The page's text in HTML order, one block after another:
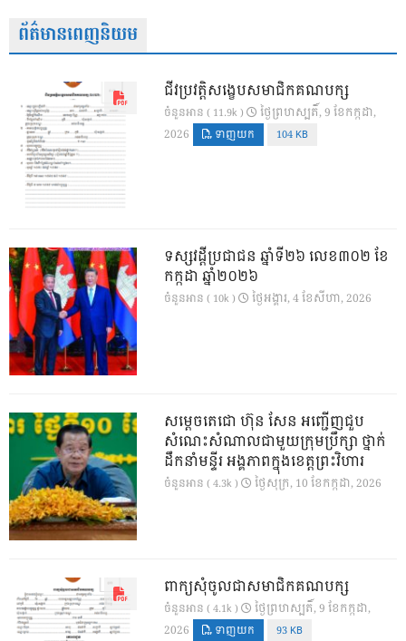
ព័ត៌មានពេញនិយម
ជីវប្រវត្តិសង្ខេបសមាជិកគណបក្ស
ចំនួនអាន ( 11.9k )
ថ្ងៃ​ព្រហស្បតិ៍, 9 ខែ​កក្កដា,
2026
ទាញយក 104 KB
ទស្សវដ្តីប្រជាជន ឆ្នាំទី២៦ លេខ៣០២ ខែ
កក្កដា ឆ្នាំ២០២៦
ចំនួនអាន ( 10k ) ថ្ងៃ​អង្គារ, 4 ខែ​សីហា, 2026
សម្តេចតេជោ ហ៊ុន សែន អញ្ជើញជួប
សំណេះសំណាលជាមួយក្រុមប្រឹក្សា ថ្នាក់
ដឹកនាំមន្ទីរ អង្គភាពក្នុងខេត្តព្រះវិហារ
ចំនួនអាន ( 4.3k ) ថ្ងៃ​សុក្រ, 10 ខែ​កក្កដា, 2026
ពាក្យសុំចូលជាសមាជិកគណបក្ស
ចំនួនអាន ( 4.1k )
ថ្ងៃ​ព្រហស្បតិ៍, 9 ខែ​កក្កដា,
2026
ទាញយក 93 KB